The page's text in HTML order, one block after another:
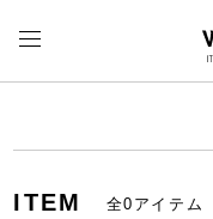
ITEM 全0アイテム